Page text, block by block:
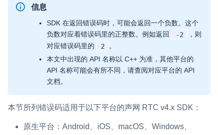
对接国内外多家 CDN 供应商，提供一个整体播放体验最佳的
CDN 直播方案
媒体流加速
为智能硬件提供优质的媒体流传输，实现人与人、人与物、物与
物的实时互动连接
实时互动扩展能力
实时转录翻译
Unreal (Blueprint)
RESTful
信息
SDK 在返回错误码时，可能会返回一个负数。这个
负数对应着错误码里的正整数。例如返回
-2
，则
对应错误码里的
2
。
本文中出现的 API 名称以 C++ 为准，其他平台的
API 名称可能会有所不同，请查阅对应平台的 API
文档。
本节所列错误码适用于以下平台的声网 RTC v4.x SDK：
原生平台：Android、iOS、macOS、Windows、